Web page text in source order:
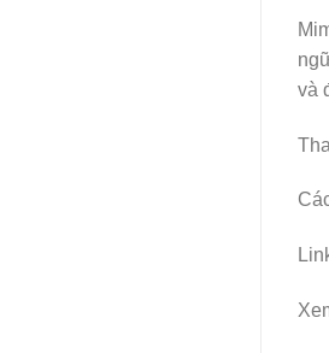
và